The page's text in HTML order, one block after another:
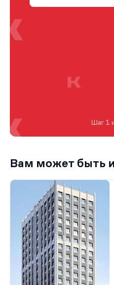
Шаг 1
Вам может быть